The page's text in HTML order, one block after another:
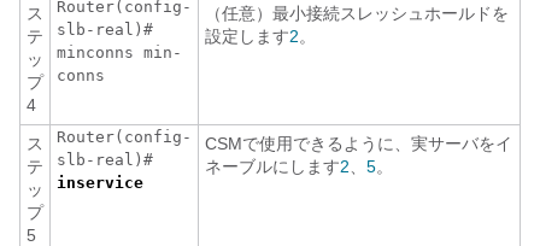
ス
テ
ッ
プ
4
Router(config-
slb-real)#
minconns min-
conns
（任意）最小接続スレッシュホールドを
設定します2。
ス
テ
ッ
プ
5
Router(config-
slb-real)#
inservice
CSMで使用できるように、実サーバをイ
ネーブルにします2 5。